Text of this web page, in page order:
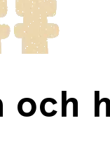
för mer än
och